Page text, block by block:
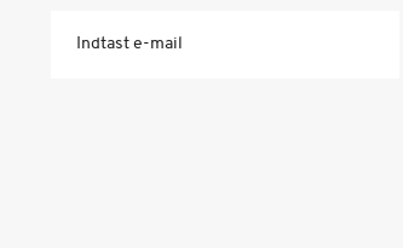
Indtast e-mail